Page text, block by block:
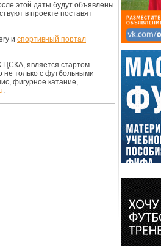
этой даты будут объявлены
в проекте поставят
и спортивный портал
ЦСКА, является стартом
не только с футбольными
фигурное катание,
.